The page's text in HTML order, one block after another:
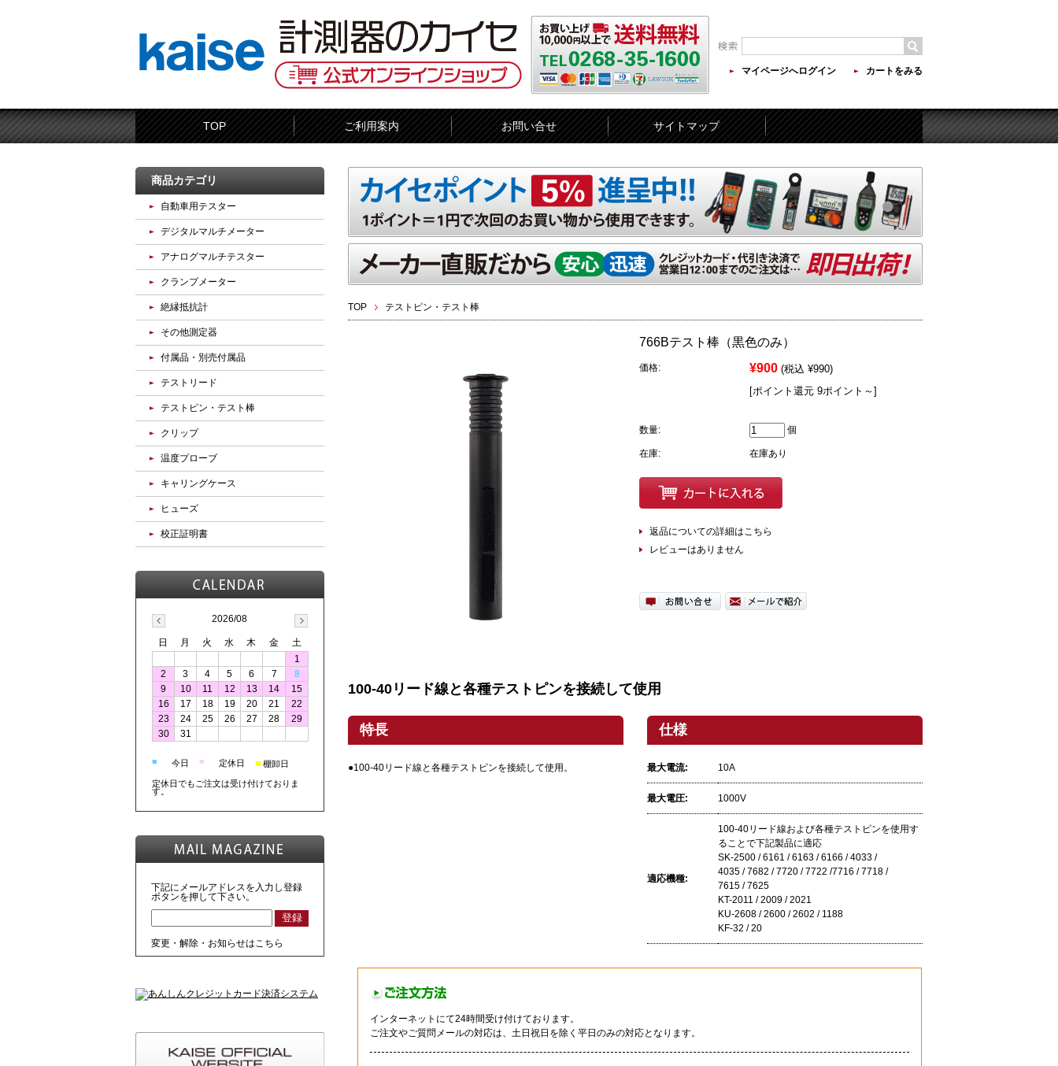
マイページへログイン カートをみる
TOP ご利用案内 お問い合せ サイトマップ
TOP テストピン・テスト棒
766Bテスト棒（黒色のみ）
価格: ¥900 (税込 ¥990)
[ポイント還元 9ポイント～]
数量: 個
在庫: 在庫あり
返品についての詳細はこちら
レビューはありません
100-40リード線と各種テストピンを接続して使用
特長
●100-40リード線と各種テストピンを接続して使用。
仕様
最大電流: 10A
最大電圧: 1000V
適応機種:
100-40リード線および各種テストピンを使用す
ることで下記製品に適応
SK-2500 / 6161 / 6163 / 6166 / 4033 /
4035 / 7682 / 7720 / 7722 /7716 / 7718 /
7615 / 7625
KT-2011 / 2009 / 2021
KU-2608 / 2600 / 2602 / 1188
KF-32 / 20
インターネットにて24時間受け付けております。
ご注文やご質問メールの対応は、土日祝日を除く平日のみの対応となります。
商品カテゴリ
自動車用テスター
デジタルマルチメーター
アナログマルチテスター
クランプメーター
絶縁抵抗計
その他測定器
付属品・別売付属品
テストリード
テストピン・テスト棒
クリップ
温度プローブ
キャリングケース
ヒューズ
校正証明書
2026/08
日 月 火 水 木 金
土
1
2
3 4 5 6 7
8
9
10 11 12 13 14
15
16
17 18 19 20 21
22
23
24 25 26 27 28
29
30
31
■ 今日 ■ 定休日 ■ 棚卸日
定休日でもご注文は受け付けておりま
す。
下記にメールアドレスを入力し登録
ボタンを押して下さい。
変更・解除・お知らせはこちら